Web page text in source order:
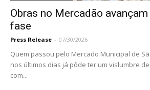
Obras no Mercadão avançam
fase
Press Release - 07/30/2026
Quem passou pelo Mercado Municipal de
nos últimos dias já pôde ter um vislumbre
com...